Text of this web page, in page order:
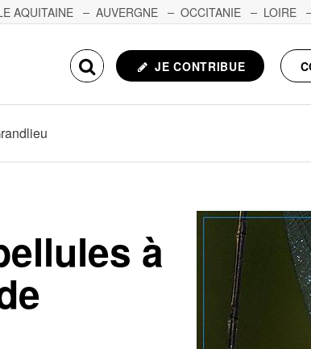
AQUITAINE AUVERGNE OCCITANIE LOIRE
JE CONTRIBUE
à